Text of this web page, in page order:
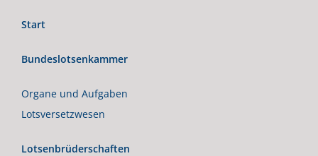
Start
Bundeslotsenkammer
Organe und Aufgaben
Lotsversetzwesen
Lotsenbrüderschaften